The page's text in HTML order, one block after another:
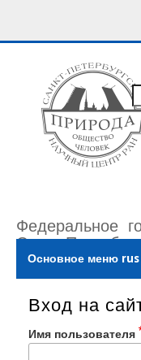
основному
содержанию
Федеральное
Санкт-
Основное меню rus
Вход на
Имя пользователя